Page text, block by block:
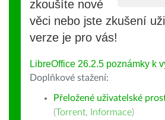
zkoušíte nové
věci nebo jste zkušení
verze je pro vás!
LibreOffice 26.2.5 poznámky k
Doplňkové stažení:
Přeložené uživatelské
(Torrent, Informace)